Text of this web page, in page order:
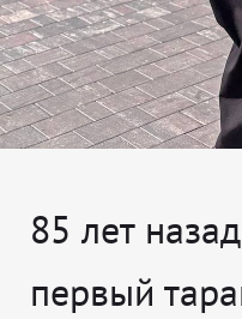
85 лет
первый